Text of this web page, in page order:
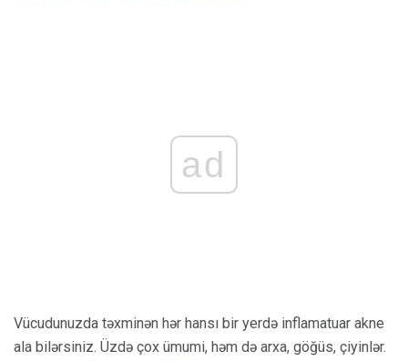
ad
Vücudunuzda təxminən hər hansı bir yerdə inflamatuar akne
ala bilərsiniz. Üzdə çox ümumi, həm də arxa, göğüs, çiyinlər.